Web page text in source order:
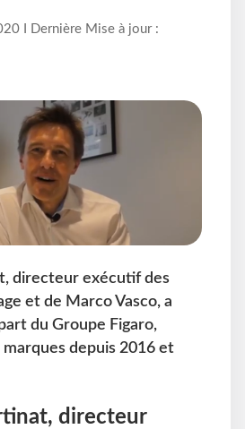
I Dernière Mise à jour :
directeur exécutif des
et de Marco Vasco, a
du Groupe Figaro,
depuis 2016 et
directeur